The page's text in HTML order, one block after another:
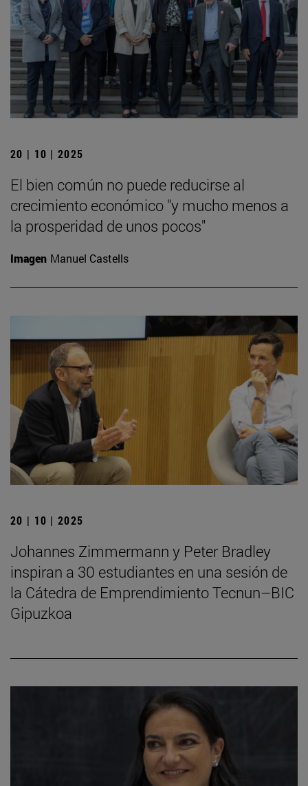
20 | 10 | 2025
El bien común no puede reducirse al
crecimiento económico "y mucho menos a
la prosperidad de unos pocos"
Imagen Manuel Castells
20 | 10 | 2025
Johannes Zimmermann y Peter Bradley
inspiran a 30 estudiantes en una sesión de
la Cátedra de Emprendimiento Tecnun–BIC
Gipuzkoa